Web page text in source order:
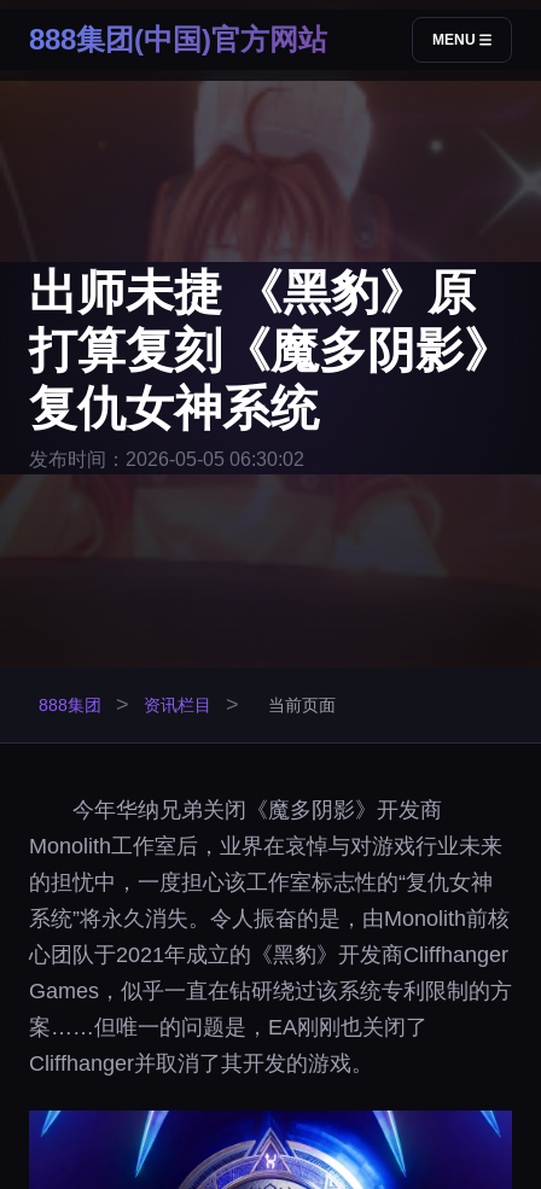
888集团(中国)官方网站 MENU
出师未捷 《黑豹》原
打算复刻《魔多阴影》
复仇女神系统
发布时间：2026-05-05 06:30:02
888集团 > 资讯栏目 > 当前页面
今年华纳兄弟关闭《魔多阴影》开发商
Monolith工作室后，业界在哀悼与对游戏行业未来
的担忧中，一度担心该工作室标志性的“复仇女神
系统”将永久消失。令人振奋的是，由Monolith前核
心团队于2021年成立的《黑豹》开发商Cliffhanger
Games，似乎一直在钻研绕过该系统专利限制的方
案……但唯一的问题是，EA刚刚也关闭了
Cliffhanger并取消了其开发的游戏。